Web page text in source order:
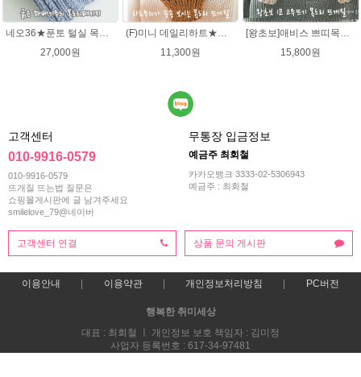
네오36★푼토 털실 목도리뜨개질 손뜨개
27,000원
(F)미니 데일리하트★댄디울 목도리뜨기(유료강좌) 미니목도리뜨기 뜨개질
11,300원
[왕초보]애비스 쁘띠목도리★발렌타인울 15코 DIY 목도리뜨개질
15,800원
고객센터
010-9916-0579
010-9916-0579
뜨개질 뜨는법 질문은
쇼핑몰게시판에 글 남겨주세요
smilelove_79@네이버
무통장 입금정보
예금주 최회철
카카오뱅크 3333-02-5306943
예금주 : 최회철
고객센터 연결 상품 문의 게시판
이용안내 이용약관 개인정보처리방침 PC버전
행복한 취미세상
대표 : 최회철 ㅣ 개인정보 보호 책임자 : 김미정
사업자 등록번호 : 617-34-97481